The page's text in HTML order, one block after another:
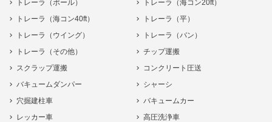
トレーラ（ポール）
トレーラ（海コン20ft）
トレーラ（海コン40ft）
トレーラ（平）
トレーラ（ウイング）
トレーラ（バン）
トレーラ（その他）
チップ運搬
スクラップ運搬
コンクリート圧送
バキュームダンパー
シャーシ
穴掘建柱車
バキュームカー
レッカー車
高圧洗浄車